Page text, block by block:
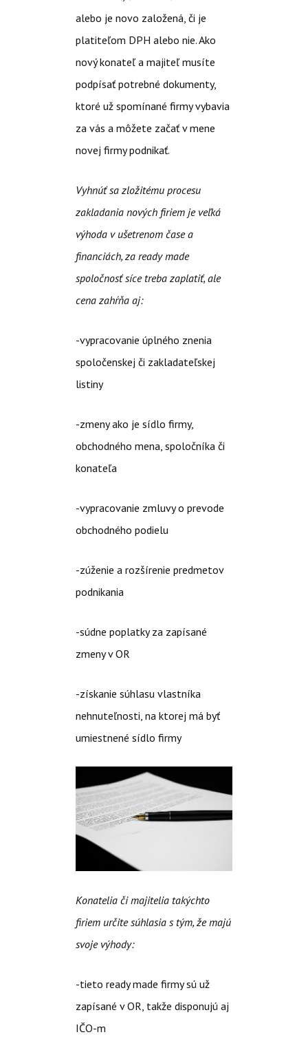
alebo je novo založená, či je
platiteľom DPH alebo nie. Ako
nový konateľ a majiteľ musíte
podpísať potrebné dokumenty,
ktoré už spomínané firmy vybavia
za vás a môžete začať v mene
novej firmy podnikať.
Vyhnúť sa zložitému procesu
zakladania nových firiem je veľká
výhoda v ušetrenom čase a
financiách, za ready made
spoločnosť síce treba zaplatiť, ale
cena zahŕňa aj:
-vypracovanie úplného znenia
spoločenskej či zakladateľskej
listiny
-zmeny ako je sídlo firmy,
obchodného mena, spoločníka či
konateľa
-vypracovanie zmluvy o prevode
obchodného podielu
-zúženie a rozšírenie predmetov
podnikania
-súdne poplatky za zapísané
zmeny v OR
-získanie súhlasu vlastníka
nehnuteľnosti, na ktorej má byť
umiestnené sídlo firmy
Konatelia či majitelia takýchto
firiem určite súhlasia s tým, že majú
svoje výhody:
-tieto ready made firmy sú už
zapísané v OR, takže disponujú aj
IČO-m